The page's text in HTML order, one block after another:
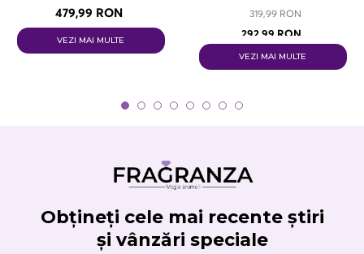
479,99 RON
VEZI MAI MULTE
319,99 RON
292,99 RON
VEZI MAI MULTE
Obțineți cele mai recente știri
și vânzări speciale